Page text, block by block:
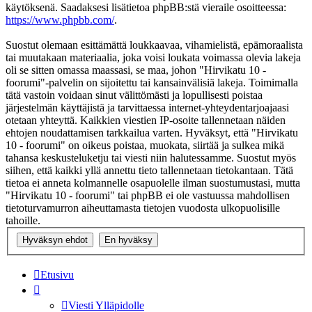
käytöksenä. Saadaksesi lisätietoa phpBB:stä vieraile osoitteessa:
https://www.phpbb.com/.
Suostut olemaan esittämättä loukkaavaa, vihamielistä, epämoraalista
tai muutakaan materiaalia, joka voisi loukata voimassa olevia lakeja
oli se sitten omassa maassasi, se maa, johon "Hirvikatu 10 -
foorumi"-palvelin on sijoitettu tai kansainvälisiä lakeja. Toimimalla
tätä vastoin voidaan sinut välittömästi ja lopullisesti poistaa
järjestelmän käyttäjistä ja tarvittaessa internet-yhteydentarjoajaasi
otetaan yhteyttä. Kaikkien viestien IP-osoite tallennetaan näiden
ehtojen noudattamisen tarkkailua varten. Hyväksyt, että "Hirvikatu
10 - foorumi" on oikeus poistaa, muokata, siirtää ja sulkea mikä
tahansa keskusteluketju tai viesti niin halutessamme. Suostut myös
siihen, että kaikki yllä annettu tieto tallennetaan tietokantaan. Tätä
tietoa ei anneta kolmannelle osapuolelle ilman suostumustasi, mutta
"Hirvikatu 10 - foorumi" tai phpBB ei ole vastuussa mahdollisen
tietoturvamurron aiheuttamasta tietojen vuodosta ulkopuolisille
tahoille.
Etusivu
Viesti Ylläpidolle